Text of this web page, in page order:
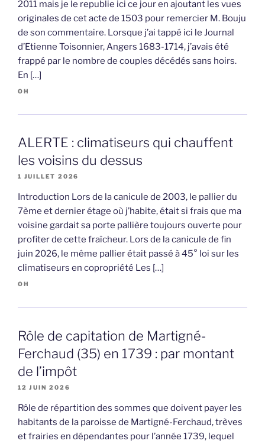
2011 mais je le republie ici ce jour en ajoutant les vues
originales de cet acte de 1503 pour remercier M. Bouju
de son commentaire. Lorsque j’ai tappé ici le Journal
d’Etienne Toisonnier, Angers 1683-1714, j’avais été
frappé par le nombre de couples décédés sans hoirs.
En […]
OH
ALERTE : climatiseurs qui chauffent
les voisins du dessus
1 JUILLET 2026
Introduction Lors de la canicule de 2003, le pallier du
7ème et dernier étage où j’habite, était si frais que ma
voisine gardait sa porte pallière toujours ouverte pour
profiter de cette fraîcheur. Lors de la canicule de fin
juin 2026, le même pallier était passé à 45° loi sur les
climatiseurs en copropriété Les […]
OH
Rôle de capitation de Martigné-
Ferchaud (35) en 1739 : par montant
de l’impôt
12 JUIN 2026
Rôle de répartition des sommes que doivent payer les
habitants de la paroisse de Martigné-Ferchaud, trèves
et frairies en dépendantes pour l’année 1739, lequel